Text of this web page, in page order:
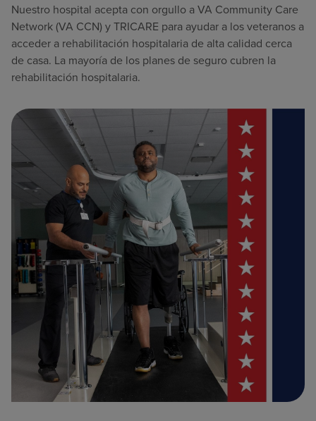
Nuestro hospital acepta con orgullo a VA Community Care
Network (VA CCN) y TRICARE para ayudar a los veteranos a
acceder a rehabilitación hospitalaria de alta calidad cerca
de casa. La mayoría de los planes de seguro cubren la
rehabilitación hospitalaria.